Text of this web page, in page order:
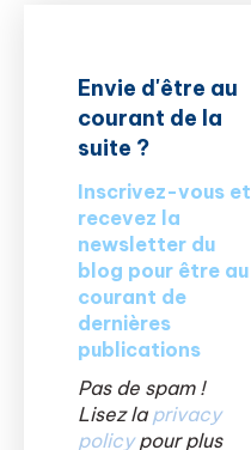
Envie d'être au
courant de la
suite ?
Inscrivez-vous et
recevez la
newsletter du
blog pour être au
courant de
dernières
publications
Pas de spam !
Lisez la privacy
policypour plus